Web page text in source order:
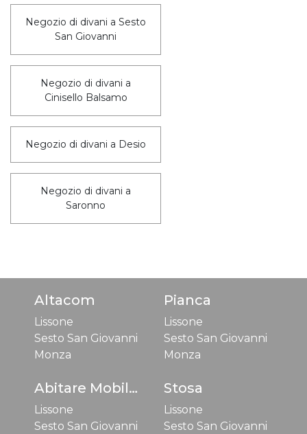
Negozio di divani a Sesto
San Giovanni
Negozio di divani a
Cinisello Balsamo
Negozio di divani a Desio
Negozio di divani a
Saronno
Altacom
Lissone
Sesto San Giovanni
Monza
Pianca
Lissone
Sesto San Giovanni
Monza
Abitare Mobilstella
Lissone
Sesto San Giovanni
Stosa
Lissone
Sesto San Giovanni